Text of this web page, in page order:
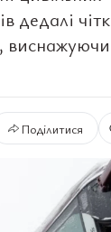
дедалі
виснажуючи
Поділитися